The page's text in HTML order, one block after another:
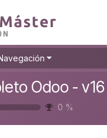
Odoo - v16
0 %